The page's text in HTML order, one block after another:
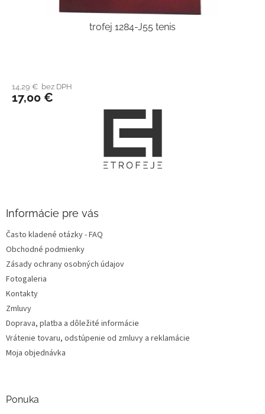
trofej 1284-J55 tenis
14,29 € bez DPH
17,00 €
Informácie pre vás
Často kladené otázky - FAQ
Obchodné podmienky
Zásady ochrany osobných údajov
Fotogaleria
Kontakty
Zmluvy
Doprava, platba a dôležité informácie
Vrátenie tovaru, odstúpenie od zmluvy a reklamácie
Moja objednávka
Ponuka